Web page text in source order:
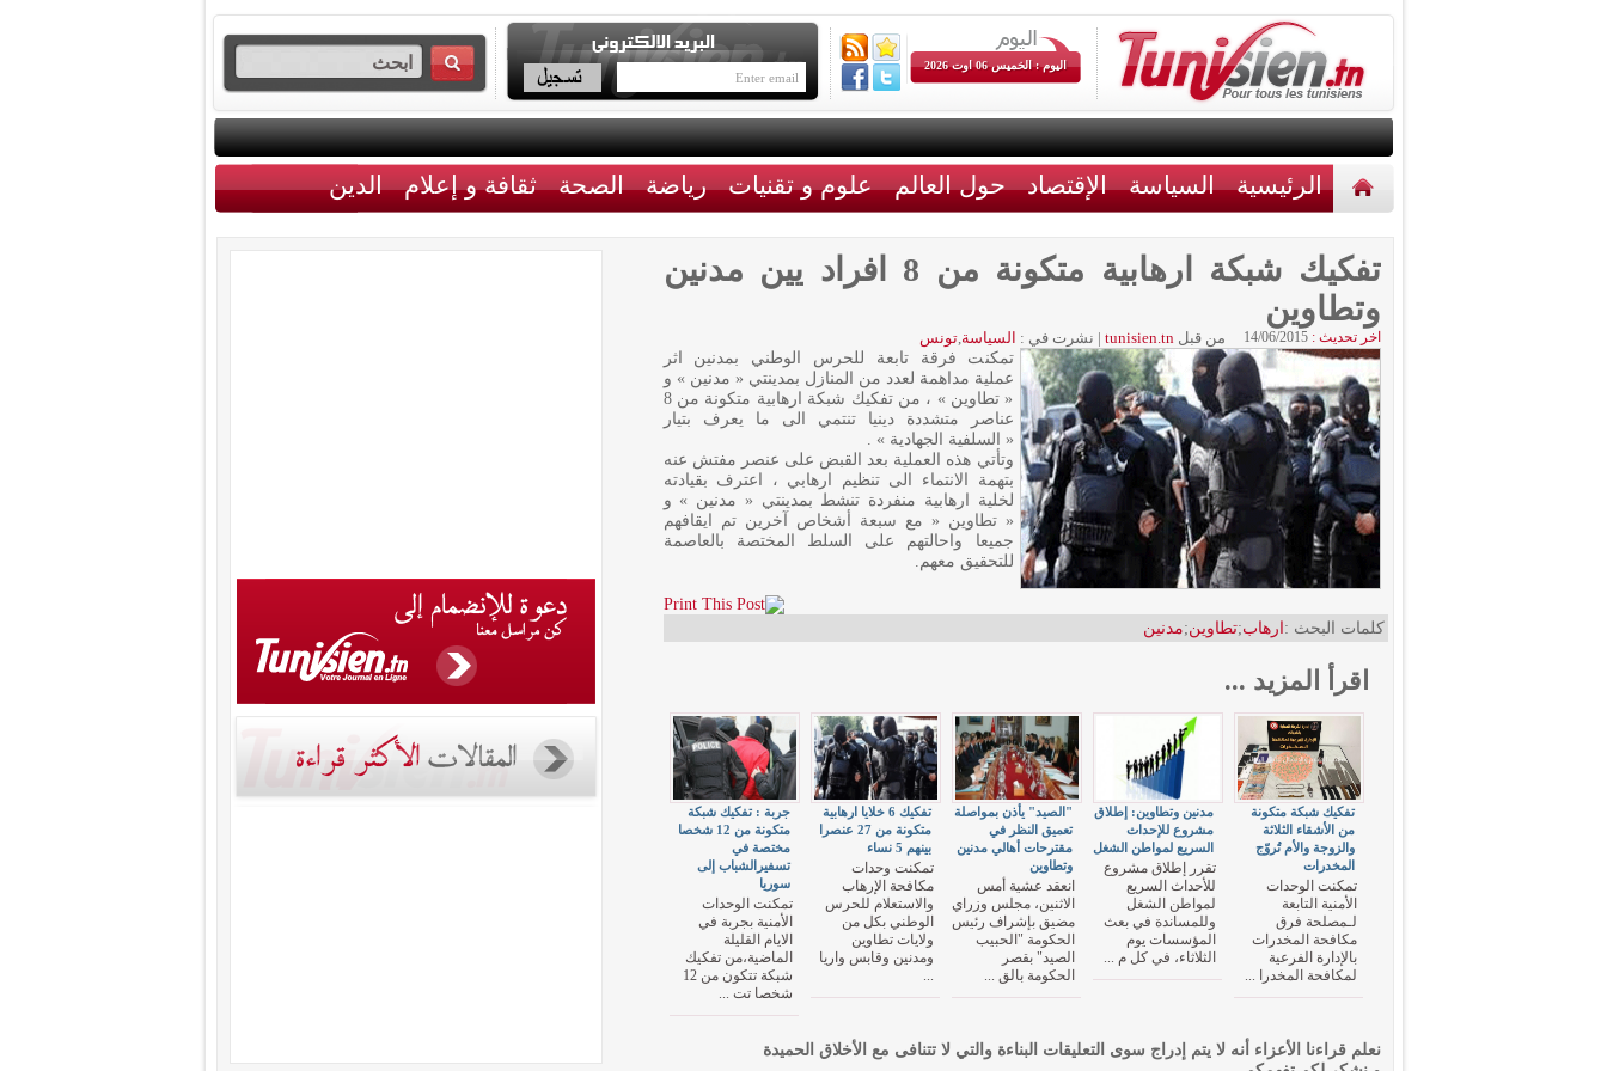
اليوم : الخميس 06 اوت 2026
الرئيسية السياسة الإقتصاد حول العالم علوم و تقنيات رياضة الصحة ثقافة و إعلام الدين
تفكيك شبكة ارهابية متكونة من 8 افراد يين مدنين
وتطاوين
اخر تحديث : 14/06/2015 من قبلtunisien.tn
| نشرت في : السياسة,تونس
تمكنت فرقة تابعة للحرس الوطني بمدنين اثر
عملية مداهمة لعدد من المنازل بمدينتي « مدنين » و
« تطاوين » ، من تفكيك شبكة ارهابية متكونة من 8
عناصر متشددة دينيا تنتمي الى ما يعرف بتيار
« السلفية الجهادية » .
وتأتي هذه العملية بعد القبض على عنصر مفتش عنه
بتهمة الانتماء الى تنظيم ارهابي ، اعترف بقيادته
لخلية ارهابية منفردة تنشط بمدينتي « مدنين » و
« تطاوين « مع سبعة أشخاص آخرين تم ايقافهم
جميعا واحالتهم على السلط المختصة بالعاصمة
للتحقيق معهم.
كلمات البحث : ارهاب;تطاوين;مدنين
اقرأ المزيد ...
جربة : تفكيك شبكة
متكونة من 12 شخصا
مختصة في
تسفيرالشباب إلى
سوريا
تمكنت الوحدات
الأمنية بجربة في
الايام القليلة
الماضية،من تفكيك
شبكة تتكون من 12
شخصا تت ...
تفكيك 6 خلايا ارهابية
متكونة من 27 عنصرا
بينهم 5 نساء
تمكنت وحدات
مكافحة الإرهاب
والاستعلام للحرس
الوطني بكل من
ولايات تطاوين
ومدنين وقابس واريا
...
"الصيد" يأذن بمواصلة
تعميق النظر في
مقترحات أهالي مدنين
وتطاوين
انعقد عشية أمس
الاثنين، مجلس وزراي
مضيق بإشراف رئيس
الحكومة "الحبيب
الصيد" بقصر
الحكومة بالق ...
مدنين وتطاوين: إطلاق
مشروع للإحداث
السريع لمواطن الشغل
تقرر إطلاق مشروع
للأحداث السريع
لمواطن الشغل
وللمساندة في بعث
المؤسسات يوم
الثلاثاء، في كل م ...
تفكيك شبكة متكونة
من الأشقاء الثلاثة
والزوجة والأم تُروّج
المخدرات
تمكنت الوحدات
الأمنية التابعة
لـمصلحة فرق
مكافحة المخدرات
بالإدارة الفرعية
لمكافحة المخدرا ...
نعلم قراءنا الأعزاء أنه لا يتم إدراج سوى التعليقات البناءة والتي لا تتنافى مع الأخلاق الحميدة